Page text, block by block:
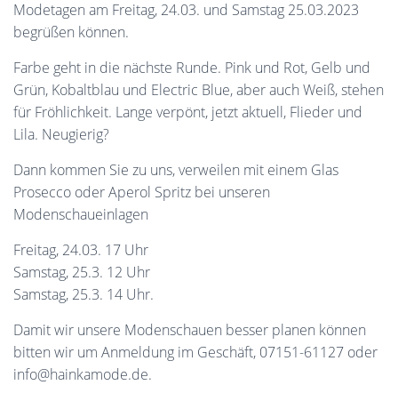
Modetagen am Freitag, 24.03. und Samstag 25.03.2023
begrüßen können.
Farbe geht in die nächste Runde. Pink und Rot, Gelb und
Grün, Kobaltblau und Electric Blue, aber auch Weiß, stehen
für Fröhlichkeit. Lange verpönt, jetzt aktuell, Flieder und
Lila. Neugierig?
Dann kommen Sie zu uns, verweilen mit einem Glas
Prosecco oder Aperol Spritz bei unseren
Modenschaueinlagen
Freitag, 24.03. 17 Uhr
Samstag, 25.3. 12 Uhr
Samstag, 25.3. 14 Uhr.
Damit wir unsere Modenschauen besser planen können
bitten wir um Anmeldung im Geschäft, 07151-61127 oder
info@hainkamode.de.